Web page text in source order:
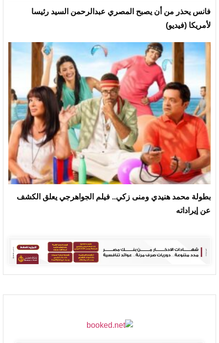
فانس يحذر من أن يصبح المصري عبدالرحمن السيد رئيسا
لأمريكا (فيديو)
بطولة محمد هنيدي ومنى زكي.. فيلم الجواهرجي يعلق الكشف
عن إيراداته